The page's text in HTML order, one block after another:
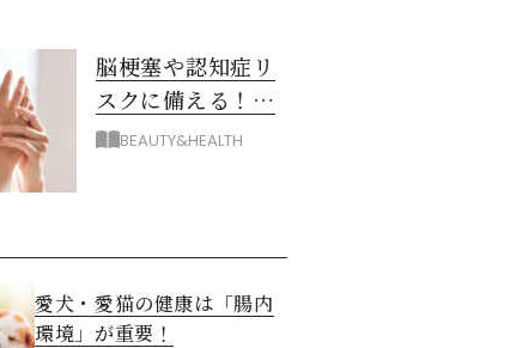
脳梗塞や認知症リ
スクに備える！ゴ
ースト血管を復活
BEAUTY&HEALTH
愛犬・愛猫の健康は「腸内
環境」が重要！